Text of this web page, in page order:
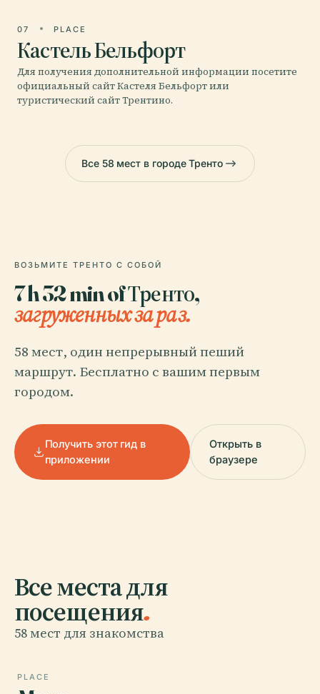
07 PLACE
Кастель Бельфорт
Для получения дополнительной информации посетите
официальный сайт Кастеля Бельфорт или
туристический сайт Трентино.
Все 58 мест в городе Тренто
ВОЗЬМИТЕ ТРЕНТО С СОБОЙ
7 h 32 min of Тренто,
загруженных за раз.
58 мест, один непрерывный пеший
маршрут. Бесплатно с вашим первым
городом.
Получить этот гид в
приложении
Открыть в
браузере
Все места для
посещения.
58 мест для знакомства
PLACE